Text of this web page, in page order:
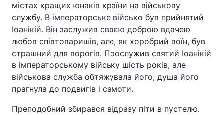
містах кращих юнаків країни на військову
службу. В імператорське військо був прийнятий
Іоанікій. Він заслужив своєю доброю вдачею
любов співтоваришів, але, як хоробрий воїн, був
страшний для ворогів. Прослужив святий Іоанікій
в імператорському війську шість років, але
військова служба обтяжувала його, душа його
прагнула до подвигів і самоти.
Преподобний збирався відразу піти в пустелю.